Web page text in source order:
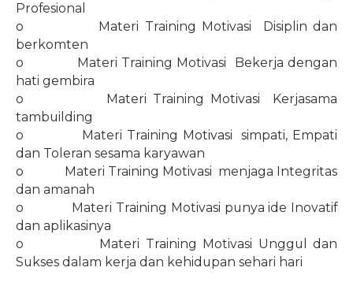
Profesional
o
Materi Training Motivasi
Disiplin dan
berkomten
o
Materi Training Motivasi
Bekerja dengan
hati gembira
o
Materi Training Motivasi
Kerjasama
tambuilding
o
Materi Training Motivasi
simpati, Empati
dan Toleran sesama karyawan
o
Materi Training Motivasi menjaga Integritas
dan amanah
o
Materi Training Motivasi punya ide Inovatif
dan aplikasinya
o
Materi Training Motivasi Unggul dan
Sukses dalam kerja dan kehidupan sehari hari